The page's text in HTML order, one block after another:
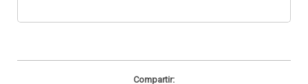
Compartir: